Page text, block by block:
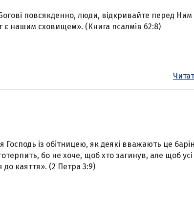
повсякденно, люди, відкривайте перед Ним
є нашим сховищем». (Книга псалмів 62:8)
Господь із обітницею, як деякі вважають це
бо не хоче, щоб хто загинув, але щоб усі
до каяття». (2 Петра 3:9)